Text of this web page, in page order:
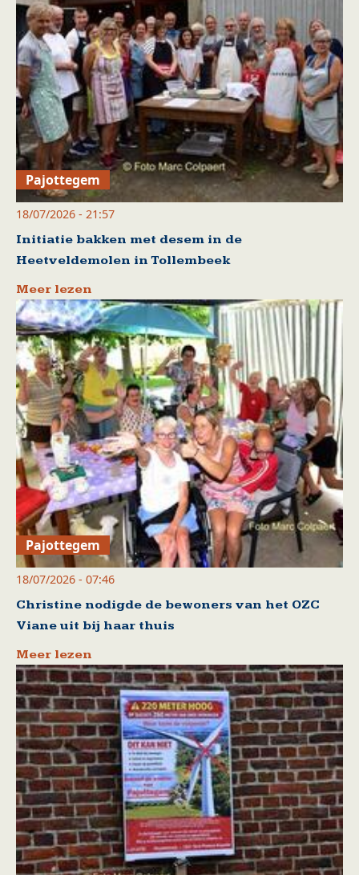
Pajottegem
18/07/2026 - 21:57
Initiatie bakken met desem in de
Heetveldemolen in Tollembeek
Meer lezen
Pajottegem
18/07/2026 - 07:46
Christine nodigde de bewoners van het OZC
Viane uit bij haar thuis
Meer lezen